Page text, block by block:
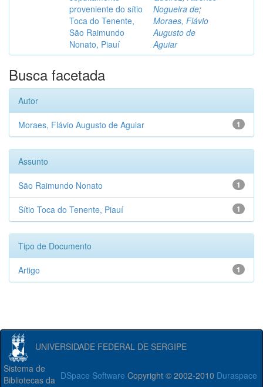
proveniente do sítio
Toca do Tenente,
São Raimundo
Nonato, Piauí
Nogueira de;
Moraes, Flávio
Augusto de
Aguiar
Busca facetada
Autor
1
Moraes, Flávio Augusto de Aguiar
Assunto
1
São Raimundo Nonato
1
Sítio Toca do Tenente, Piauí
Tipo de Documento
1
Artigo
UNIVERSIDADE FEDERAL DE SERGIPE
DSpace Software Copyright © 2002-2010 Duraspace
Sistema de
Bibliotecas da